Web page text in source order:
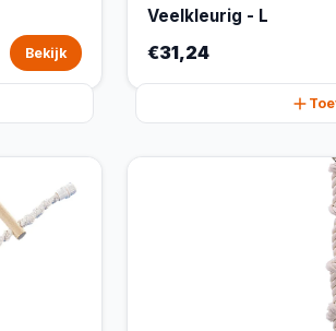
Bekijk
Veelkleurig - L
€31,24